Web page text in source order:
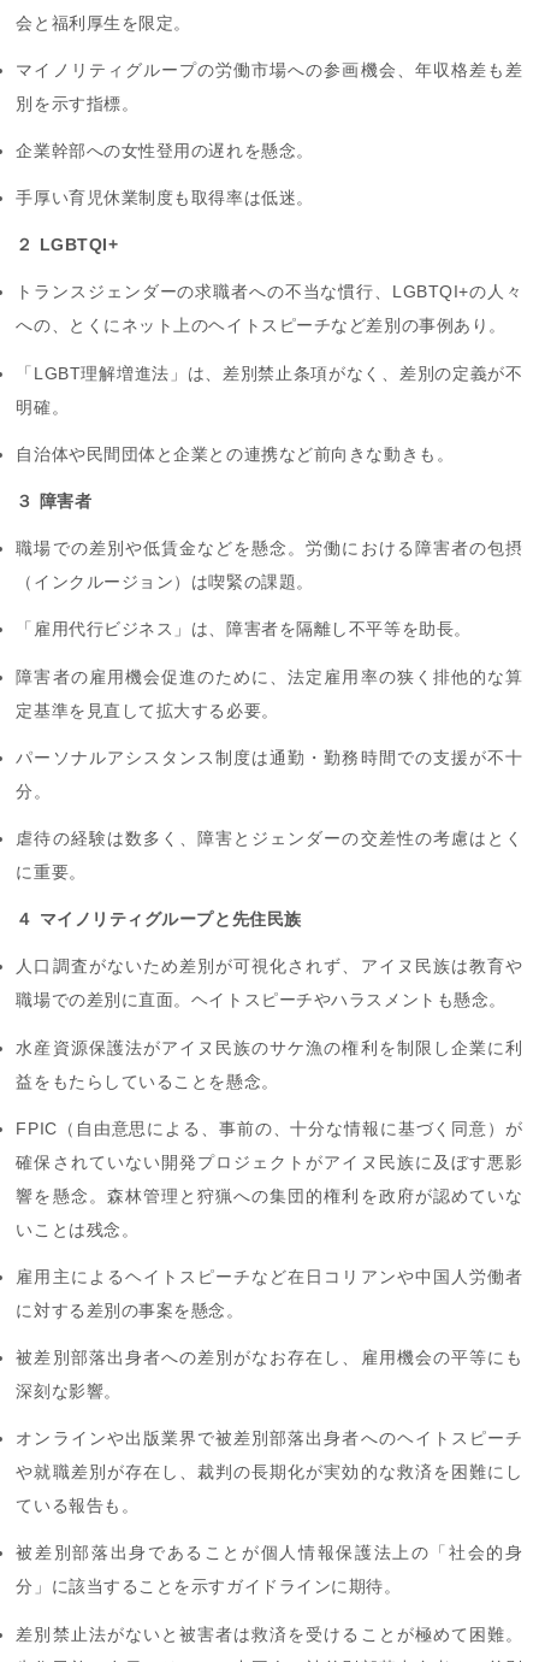
会と福利厚生を限定。
マイノリティグループの労働市場への参画機会、年収格差も差
別を示す指標。
企業幹部への女性登用の遅れを懸念。
手厚い育児休業制度も取得率は低迷。
２ LGBTQI+
トランスジェンダーの求職者への不当な慣行、LGBTQI+の人々
への、とくにネット上のヘイトスピーチなど差別の事例あり。
「LGBT理解増進法」は、差別禁止条項がなく、差別の定義が不
明確。
自治体や民間団体と企業との連携など前向きな動きも。
３ 障害者
職場での差別や低賃金などを懸念。労働における障害者の包摂
（インクルージョン）は喫緊の課題。
「雇用代行ビジネス」は、障害者を隔離し不平等を助長。
障害者の雇用機会促進のために、法定雇用率の狭く排他的な算
定基準を見直して拡大する必要。
パーソナルアシスタンス制度は通勤・勤務時間での支援が不十
分。
虐待の経験は数多く、障害とジェンダーの交差性の考慮はとく
に重要。
４ マイノリティグループと先住民族
人口調査がないため差別が可視化されず、アイヌ民族は教育や
職場での差別に直面。ヘイトスピーチやハラスメントも懸念。
水産資源保護法がアイヌ民族のサケ漁の権利を制限し企業に利
益をもたらしていることを懸念。
FPIC（自由意思による、事前の、十分な情報に基づく同意）が
確保されていない開発プロジェクトがアイヌ民族に及ぼす悪影
響を懸念。森林管理と狩猟への集団的権利を政府が認めていな
いことは残念。
雇用主によるヘイトスピーチなど在日コリアンや中国人労働者
に対する差別の事案を懸念。
被差別部落出身者への差別がなお存在し、雇用機会の平等にも
深刻な影響。
オンラインや出版業界で被差別部落出身者へのヘイトスピーチ
や就職差別が存在し、裁判の長期化が実効的な救済を困難にし
ている報告も。
被差別部落出身であることが個人情報保護法上の「社会的身
分」に該当することを示すガイドラインに期待。
差別禁止法がないと被害者は救済を受けることが極めて困難。